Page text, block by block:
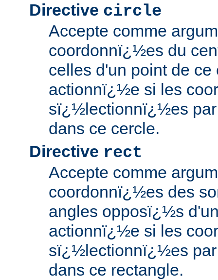
Directive circle
Accepte comme
coordonnï¿½es du
celles d'un point de ce
actionnï¿½e si les
sï¿½lectionnï¿½es par
dans ce cercle.
Directive rect
Accepte comme
coordonnï¿½es des
angles opposï¿½s
actionnï¿½e si les
sï¿½lectionnï¿½es par
dans ce rectangle.